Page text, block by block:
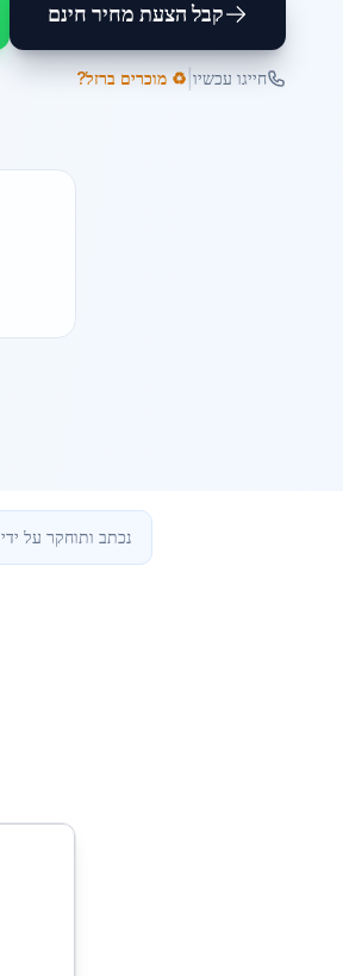
קבל הצעת מחיר חינם
חייגו עכשיו ♻️ מוכרים ברזל?
נכתב ותוחקר על ידי